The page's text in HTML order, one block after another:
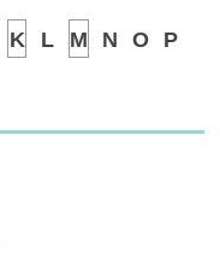
K L M N O
P